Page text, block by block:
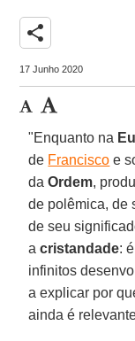
share
17 Junho 2020
"Enquanto na
de Francisco e
daOrdem,
de polêmica, de
de seu
acristandade:
infinitos
a explicar por
ainda é